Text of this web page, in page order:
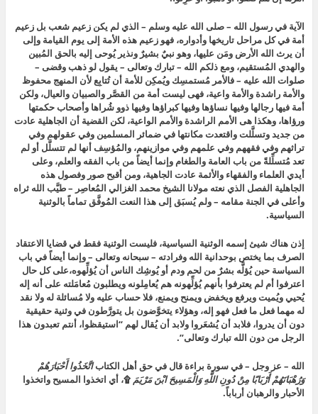
الآية في رسول الله – صلى الله عليه وسلم – الذي لم يكن زعيم شعب بل زعيم
أمة في كل مراحل تاريخها وأدواره، فهو زعيم هذه الأمة إلى يوم القيامة وإلى
أن يرث الله الأرض ومَن عليها، وهو نبيٌ بشيرٌ ونذير يُوحى إليه بالحق المُبين
والهدي المُستقيم، ومع ذلكم الله – تبارك وتعالى – يقول لو ذهب وقضى –
صلوات الله عليه – فالأمر مُستمسِك ويُمكِن للأمة أن تُتابِع لأن المنهج محفوظ
والأمة راشدة والأمة واعية، فهى ليست أمة من القصَّر والصبيان والعيال، ولكن
أمة فيها رجالها وفيها نساؤها وفيها كبراؤها وفيها ذوو شُراها وأصحاب حكمتها
ورؤاها، وهكذا هى الأمم الراشدة والأمم الواعية، لكن القضية أن الجاهلية عادت
من جديد وتسلَّلت واقتعدت مكانتها في ضمائر المسلمين وفي عقولهم وفي
تراثهم وفي فقههم وفي علمهم وفي موازينهم، والمُؤسِف أنها لم تتسلَّل أو لم
تعد مُتسلِّلةً من باب العامة والطغام وإنما أيضاً من باب الفقه والعلم، وعلى
أيدي العلماء والفقهاء والأئمة عادت الجاهية، ومن أقبح صور وفصول هذه
الجاهلية الفصل الذي نعته مولانا الشيخ محمد الغزالي المُعاصِر – طيَّب الله ثراه
وأعلى في الجنة مقامه – ولم يُسبَق إلى هذا النعت المُوفَّق تماماً بالوثنية
السياسية.
إذن هناك شيئ إسمه الوثنية السياسية، فليست الوثنية فقط في قضايا الاعتقاد
الصرف بما يختص بوحدانية الله وفرادته – سبحانه وتعالى – وإنما أيضاً في باب
السياسة حين يُؤلَّه بشرٌ من لحم ودم أو يُوشِك الناس أن يُؤلِّهوه،على كل حال
اعترفوا أم لم يعترفوا بأنهم يُؤلِّهونه هم يُعامِلونه ويطلبون مُعامَلته على أنه إله
يُحيي ويُميت ويرفع ويخفض ويمنح ويمنع، فلا حساب عليه ولا مُسائلة له ولا نقد
له مهما فعل ما فعل فهو إله، وهؤلاء يتخوَّضون بل يتورَّطون في وثنية حقيقية
دون أن يدروا، فلابد أن يُشعَروا ولابد أن يُقال لهم “استيقظوا، أنتم تعبدون هذا
الرجل من دون الله تبارك وتعالى”.
الله – عز وجل – في سورة براءة قال في حق أهل الكتاباتَّخَذُوا أَحْبَارَهُمْ
وَرُهْبَانَهُمْ أَرْبَابًا مِنْ دُونِ اللَّهِ وَالْمَسِيحَ ابْنَ مَرْيَمَ ۩، أي اتخذوا المسيح واتخذوا
الأحبار والرهبان أرباباً.